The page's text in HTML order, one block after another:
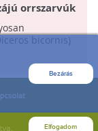
Bezárás
Elfogadom
orrszarvúk
bicornis)